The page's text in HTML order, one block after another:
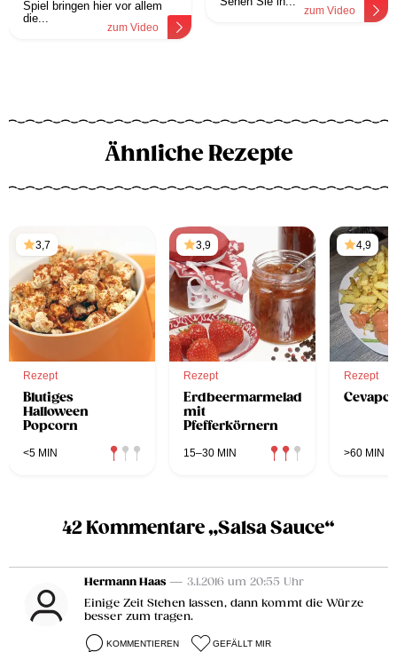
Spiel bringen hier vor allem
die...
zum Video
zum Video
Ähnliche Rezepte
3,7
Rezept
Blutiges
Halloween
Popcorn
<5 MIN
3,9
Rezept
Erdbeermarmelade
mit
Pfefferkörnern
15–30 MIN
4,9
Rezept
>60 MIN
42 Kommentare „Salsa Sauce“
Hermann Haas — 3.1.2016 um 20:55 Uhr
Einige Zeit Stehen lassen, dann kommt die Würze
besser zum tragen.
KOMMENTIEREN GEFÄLLT MIR